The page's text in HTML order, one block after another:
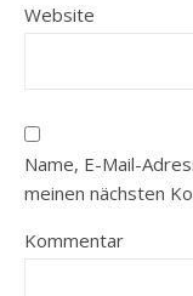
Website
Name, E-Mail-
meinen nächsten
Kommentar